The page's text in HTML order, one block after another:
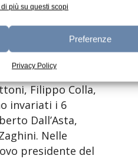
più su questi scopi
Preferenze
Privacy Policydel
caseifici
Filippo Colla,
invariati i 6
Dall’Asta,
Nelle
presidente del